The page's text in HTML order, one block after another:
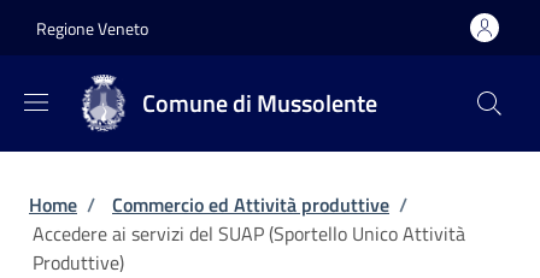
Regione Veneto
Comune di Mussolente
Briciole di pane
Home / Commercio ed Attività produttive /
Accedere ai servizi del SUAP (Sportello Unico Attività
Produttive)